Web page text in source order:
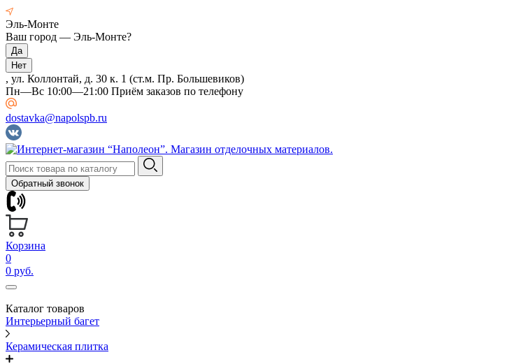
Эль-Монте
Ваш город — Эль-Монте?
, ул. Коллонтай, д. 30 к. 1 (ст.м. Пр. Большевиков)
Пн—Вс 10:00—21:00 Приём заказов по телефону
dostavka@napolspb.ru
Обратный звонок
Корзина
0
0 руб.
Каталог товаров
Интерьерный багет
Керамическая плитка